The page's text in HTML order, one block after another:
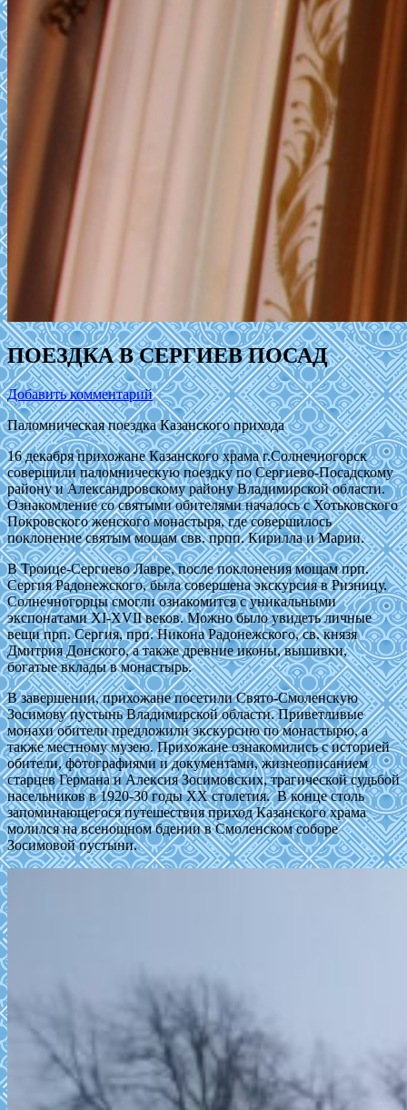
ПОЕЗДКА В СЕРГИЕВ ПОСАД
Добавить комментарий
Паломническая поездка Казанского прихода
16 декабря прихожане Казанского храма г.Солнечногорск
совершили паломническую поездку по Сергиево-Посадскому
району и Александровскому району Владимирской области.
Ознакомление со святыми обителями началось с Хотьковского
Покровского женского монастыря, где совершилось
поклонение святым мощам свв. прпп. Кирилла и Марии.
В Троице-Сергиево Лавре, после поклонения мощам прп.
Сергия Радонежского, была совершена экскурсия в Ризницу.
Солнечногорцы смогли ознакомится с уникальными
экспонатами XI-XVII веков. Можно было увидеть личные
вещи прп. Сергия, прп. Никона Радонежского, св. князя
Дмитрия Донского, а также древние иконы, вышивки,
богатые вклады в монастырь.
В завершении, прихожане посетили Свято-Смоленскую
Зосимову пустынь Владимирской области. Приветливые
монахи обители предложили экскурсию по монастырю, а
также местному музею. Прихожане ознакомились с историей
обители, фотографиями и документами, жизнеописанием
старцев Германа и Алексия Зосимовских, трагической судьбой
насельников в 1920-30 годы ХХ столетия. В конце столь
запоминающегося путешествия приход Казанского храма
молился на всенощном бдении в Смоленском соборе
Зосимовой пустыни.